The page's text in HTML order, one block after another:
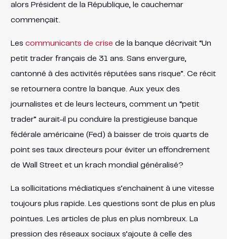
alors Président de la République, le cauchemar
commençait.
Les communicants de crise de la banque décrivait “Un
petit trader français de 31 ans. Sans envergure,
cantonné à des activités réputées sans risque”. Ce récit
se retournera contre la banque. Aux yeux des
journalistes et de leurs lecteurs, comment un “petit
trader” aurait-il pu conduire la prestigieuse banque
fédérale américaine (Fed) à baisser de trois quarts de
point ses taux directeurs pour éviter un effondrement
de Wall Street et un krach mondial généralisé?
La sollicitations médiatiques s’enchainent à une vitesse
toujours plus rapide. Les questions sont de plus en plus
pointues. Les articles de plus en plus nombreux. La
pression des réseaux sociaux s’ajoute à celle des